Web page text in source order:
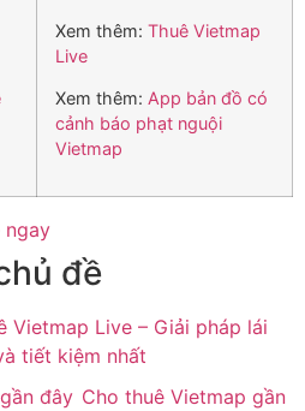
Xem thêm: Thuê Vietmap
Live
Xem thêm: App bản đồ có
cảnh báo phạt nguội
Vietmap
đề
Vietmap Live – Giải pháp lái
tiết kiệm nhất
Cho thuê Vietmap gần